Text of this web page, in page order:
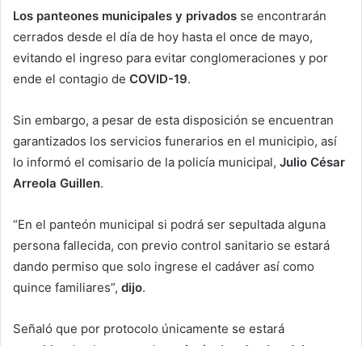
Los panteones municipales y privados se encontrarán
cerrados desde el día de hoy hasta el once de mayo,
evitando el ingreso para evitar conglomeraciones y por
ende el contagio de COVID-19.
Sin embargo, a pesar de esta disposición se encuentran
garantizados los servicios funerarios en el municipio, así
lo informó el comisario de la policía municipal, Julio César
Arreola Guillen.
“En el panteón municipal si podrá ser sepultada alguna
persona fallecida, con previo control sanitario se estará
dando permiso que solo ingrese el cadáver así como
quince familiares”, dijo.
Señaló que por protocolo únicamente se estará